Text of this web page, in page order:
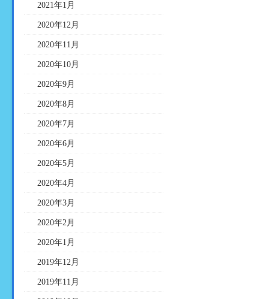
2021年1月
2020年12月
2020年11月
2020年10月
2020年9月
2020年8月
2020年7月
2020年6月
2020年5月
2020年4月
2020年3月
2020年2月
2020年1月
2019年12月
2019年11月